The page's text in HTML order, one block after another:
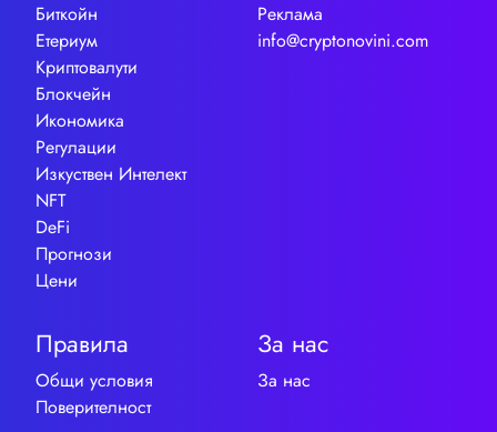
Биткойн
Етериум
Криптовалути
Блокчейн
Икономика
Регулации
Изкуствен Интелект
NFT
DeFi
Прогнози
Цени
Реклама
info@cryptonovini.com
Правила
Общи условия
Поверителност
За нас
За нас